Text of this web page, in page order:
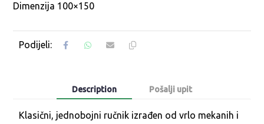
Dimenzija 100×150
Description Pošalji upit
Klasični, jednobojni ručnik izrađen od vrlo mekanih i